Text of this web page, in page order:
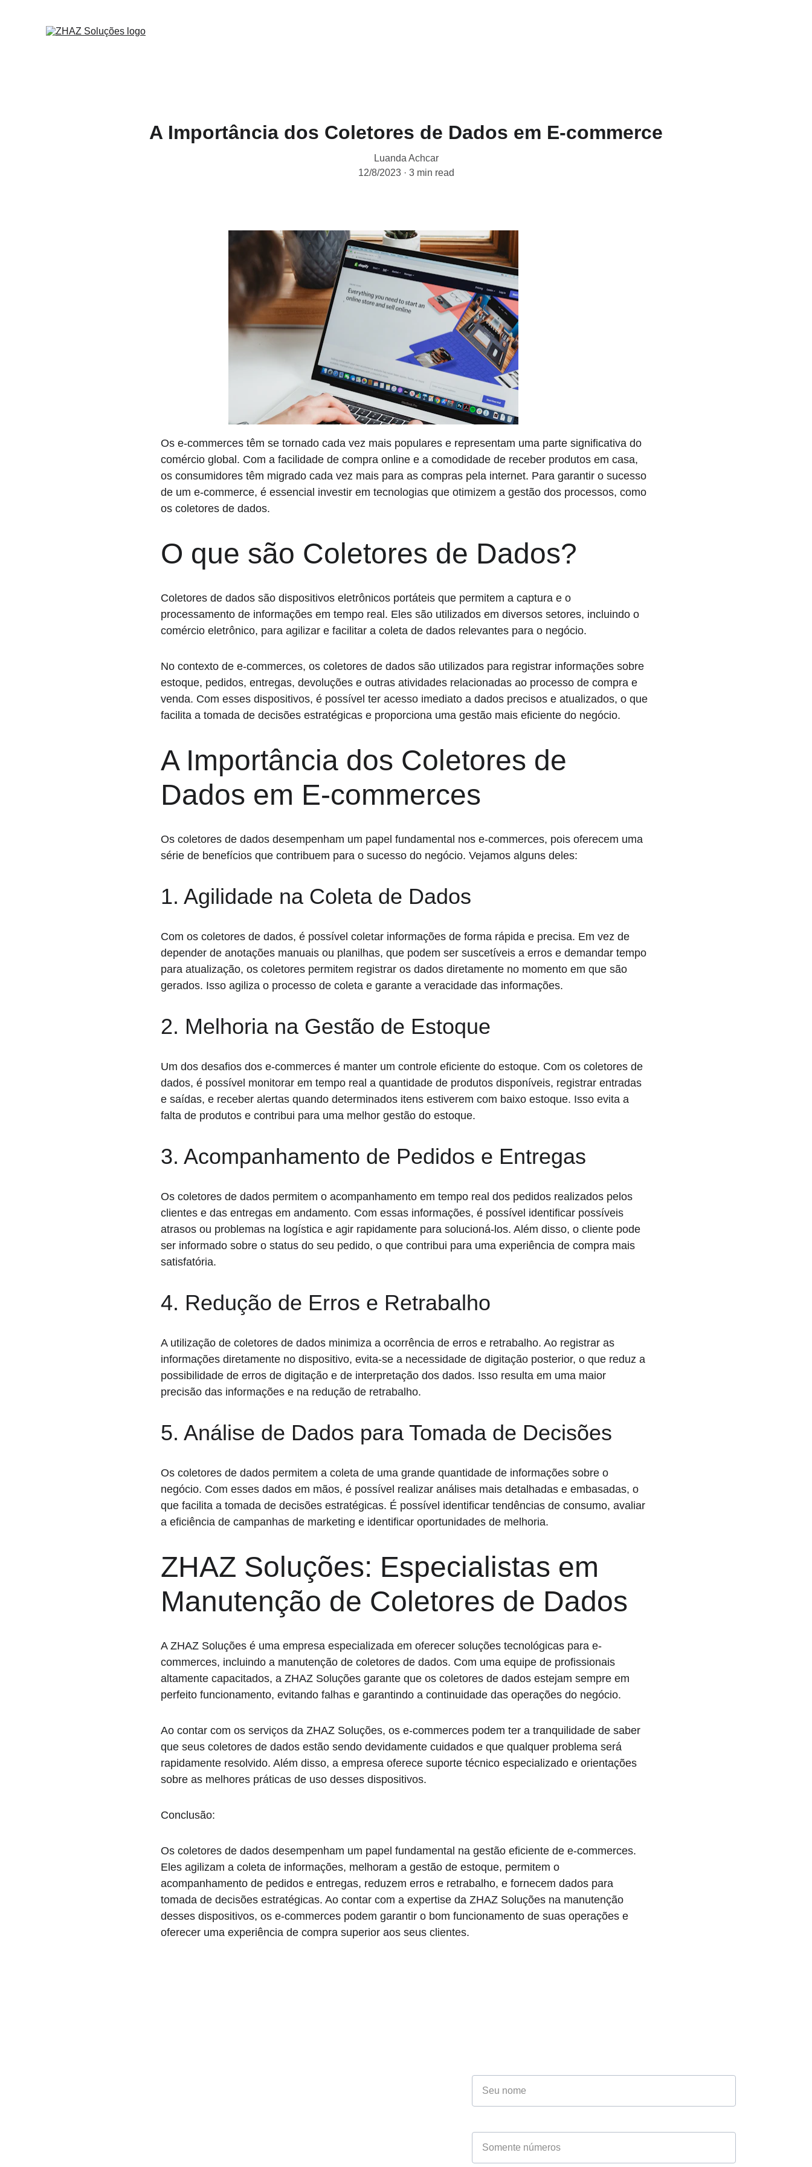
A Importância dos Coletores de Dados em E-commerce
Luanda Achcar
12/8/2023
3 min read
Os e-commerces têm se tornado cada vez mais populares e representam uma parte significativa do
comércio global. Com a facilidade de compra online e a comodidade de receber produtos em casa,
os consumidores têm migrado cada vez mais para as compras pela internet. Para garantir o sucesso
de um e-commerce, é essencial investir em tecnologias que otimizem a gestão dos processos, como
os coletores de dados.
O que são Coletores de Dados?
Coletores de dados são dispositivos eletrônicos portáteis que permitem a captura e o
processamento de informações em tempo real. Eles são utilizados em diversos setores, incluindo o
comércio eletrônico, para agilizar e facilitar a coleta de dados relevantes para o negócio.
No contexto de e-commerces, os coletores de dados são utilizados para registrar informações sobre
estoque, pedidos, entregas, devoluções e outras atividades relacionadas ao processo de compra e
venda. Com esses dispositivos, é possível ter acesso imediato a dados precisos e atualizados, o que
facilita a tomada de decisões estratégicas e proporciona uma gestão mais eficiente do negócio.
A Importância dos Coletores de
Dados em E-commerces
Os coletores de dados desempenham um papel fundamental nos e-commerces, pois oferecem uma
série de benefícios que contribuem para o sucesso do negócio. Vejamos alguns deles:
1. Agilidade na Coleta de Dados
Com os coletores de dados, é possível coletar informações de forma rápida e precisa. Em vez de
depender de anotações manuais ou planilhas, que podem ser suscetíveis a erros e demandar tempo
para atualização, os coletores permitem registrar os dados diretamente no momento em que são
gerados. Isso agiliza o processo de coleta e garante a veracidade das informações.
2. Melhoria na Gestão de Estoque
Um dos desafios dos e-commerces é manter um controle eficiente do estoque. Com os coletores de
dados, é possível monitorar em tempo real a quantidade de produtos disponíveis, registrar entradas
e saídas, e receber alertas quando determinados itens estiverem com baixo estoque. Isso evita a
falta de produtos e contribui para uma melhor gestão do estoque.
3. Acompanhamento de Pedidos e Entregas
Os coletores de dados permitem o acompanhamento em tempo real dos pedidos realizados pelos
clientes e das entregas em andamento. Com essas informações, é possível identificar possíveis
atrasos ou problemas na logística e agir rapidamente para solucioná-los. Além disso, o cliente pode
ser informado sobre o status do seu pedido, o que contribui para uma experiência de compra mais
satisfatória.
4. Redução de Erros e Retrabalho
A utilização de coletores de dados minimiza a ocorrência de erros e retrabalho. Ao registrar as
informações diretamente no dispositivo, evita-se a necessidade de digitação posterior, o que reduz a
possibilidade de erros de digitação e de interpretação dos dados. Isso resulta em uma maior
precisão das informações e na redução de retrabalho.
5. Análise de Dados para Tomada de Decisões
Os coletores de dados permitem a coleta de uma grande quantidade de informações sobre o
negócio. Com esses dados em mãos, é possível realizar análises mais detalhadas e embasadas, o
que facilita a tomada de decisões estratégicas. É possível identificar tendências de consumo, avaliar
a eficiência de campanhas de marketing e identificar oportunidades de melhoria.
ZHAZ Soluções: Especialistas em
Manutenção de Coletores de Dados
A ZHAZ Soluções é uma empresa especializada em oferecer soluções tecnológicas para e-
commerces, incluindo a manutenção de coletores de dados. Com uma equipe de profissionais
altamente capacitados, a ZHAZ Soluções garante que os coletores de dados estejam sempre em
perfeito funcionamento, evitando falhas e garantindo a continuidade das operações do negócio.
Ao contar com os serviços da ZHAZ Soluções, os e-commerces podem ter a tranquilidade de saber
que seus coletores de dados estão sendo devidamente cuidados e que qualquer problema será
rapidamente resolvido. Além disso, a empresa oferece suporte técnico especializado e orientações
sobre as melhores práticas de uso desses dispositivos.
Conclusão:
Os coletores de dados desempenham um papel fundamental na gestão eficiente de e-commerces.
Eles agilizam a coleta de informações, melhoram a gestão de estoque, permitem o
acompanhamento de pedidos e entregas, reduzem erros e retrabalho, e fornecem dados para
tomada de decisões estratégicas. Ao contar com a expertise da ZHAZ Soluções na manutenção
desses dispositivos, os e-commerces podem garantir o bom funcionamento de suas operações e
oferecer uma experiência de compra superior aos seus clientes.